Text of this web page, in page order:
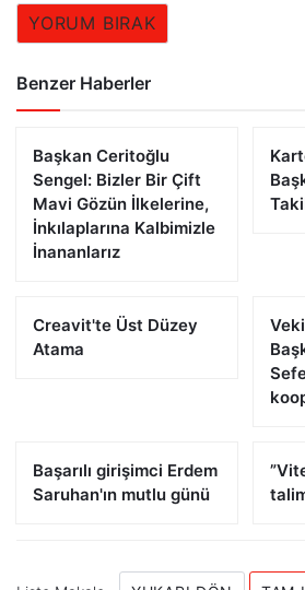
YORUM BIRAK
Benzer Haberler
Başkan Ceritoğlu
Sengel: Bizler Bir Çift
Mavi Gözün İlkelerine,
İnkılaplarına Kalbimizle
İnananlarız
Creavit'te Üst Düzey
Atama
Başarılı girişimci Erdem
Saruhan'ın mutlu günü